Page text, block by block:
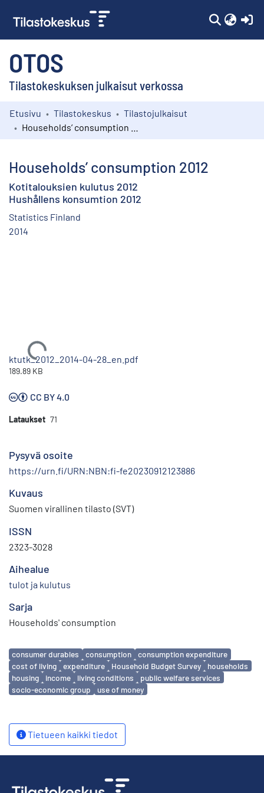
OTOS
Tilastokeskuksen julkaisut verkossa
Kokoelmat
Etusivu Tilastokeskus
Tilastojulkaisut
Households’ consumption 2012
Kotitalouksien kulutus 2012
Hushållens konsumtion 2012
Statistics Finland
2014
Ladataan...
ktutk_2012_2014-04-28_en.pdf
189.89 KB
CC BY 4.0
Lataukset 71
Pysyvä osoite
https://urn.fi/URN:NBN:fi-fe20230912123886
Kuvaus
Suomen virallinen tilasto (SVT)
ISSN
2323-3028
Aihealue
tulot ja kulutus
Sarja
Households' consumption
Avainsanat
consumer durables consumption
consumption expenditure
cost of living
expenditure Household Budget Survey
households
housing
income living conditions
public welfare services
socio-economic group
use of money
Tietueen kaikki tiedot